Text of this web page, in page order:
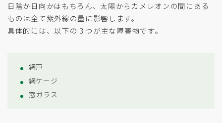
日陰か日向かはもちろん、太陽からカメレオンの間にある
ものは全て紫外線の量に影響します。
具体的には、以下の 3 つが主な障害物です。
網戸
網ケージ
窓ガラス